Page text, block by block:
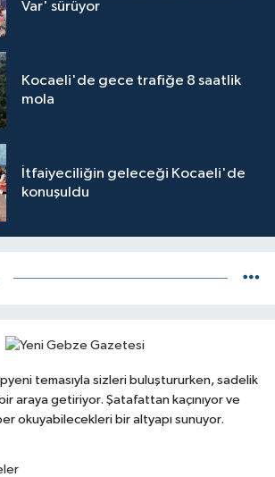
Var' sürüyor
Kocaeli'de gece trafiğe 8 saatlik
mola
İtfaiyeciliğin geleceği Kocaeli'de
konuşuldu
temasıyla sizleri buluştururken, sadelik
araya getiriyor. Şatafattan kaçınıyor ve
okuyabilecekleri bir altyapı sunuyor.